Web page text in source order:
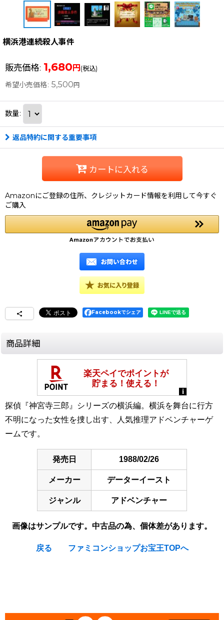
横浜港連続殺人事件
販売価格: 1,680 円 (税込)
希望小売価格: 5,500 円
数量:
返品特約に関する重要事項
カートに入れる
Amazonにご登録の住所、クレジットカード情報を利用して今すぐ
ご購入
Facebookでシェア
商品詳細
探偵『神宮寺三郎』シリーズの横浜編。横浜を舞台に行方
不明になった女性を捜し出す、人気推理アドベンチャーゲ
ームです。
発売日 1988/02/26
メーカー データーイースト
ジャンル アドベンチャー
画像はサンプルです。中古品の為、個体差があります。
戻る ファミコンショップお宝王TOPへ